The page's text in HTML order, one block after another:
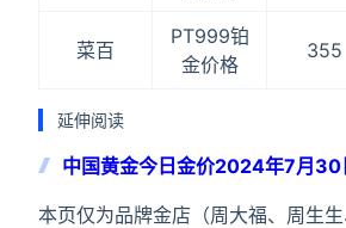
菜百
PT999铂
金价格
355
延伸阅读
中国黄金今日金价2024年7月30
本页仅为品牌金店（周大福、周生